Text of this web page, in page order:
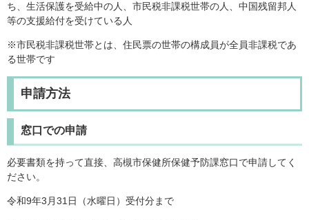
ち、生活保護を受給中の人、市民税非課税世帯の人、中国残留邦人
等の支援給付を受けている人
※市民税非課税世帯とは、住民票の世帯の構成員が全員非課税であ
る世帯です
申請方法
窓口での申請
必要書類を持って直接、高槻市保健所保健予防課窓口で申請してく
ださい。
令和9年3月31日（水曜日）受付分まで